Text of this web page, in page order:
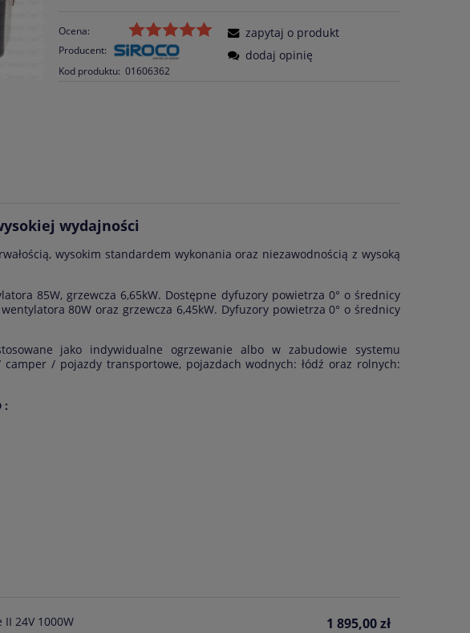
Ocena:
Producent:
Kod produktu: 01606362
zapytaj o produkt
dodaj opinię
wydajności
wysokim standardem wykonania oraz niezawodnością z wysoką
85W, grzewcza 6,65kW. Dostępne dyfuzory powietrza 0° o średnicy
80W oraz grzewcza 6,45kW. Dyfuzory powietrza 0° o średnicy
jako indywidualne ogrzewanie albo w zabudowie systemu
/ pojazdy transportowe, pojazdach wodnych: łódź oraz rolnych:
:
24V 1000W 1 895,00 zł